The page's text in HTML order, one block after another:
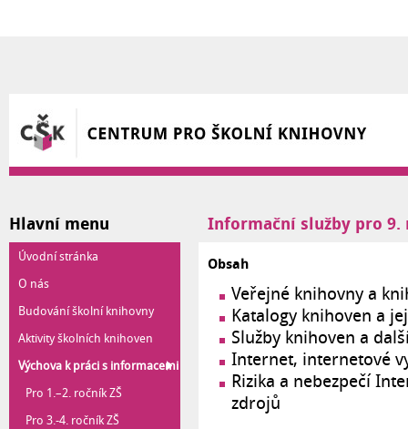
Hlavní menu
Úvodní stránka
O nás
Budování školní knihovny
Aktivity školních knihoven
Výchova k práci s informacemi
Pro 1.–2. ročník ZŠ
Pro 3.-4. ročník ZŠ
Informační služby pro 9.
Obsah
Veřejné knihovny a
Katalogy knihoven a
Služby knihoven a
Internet, internetové
Rizika a nebezpečí
zdrojů